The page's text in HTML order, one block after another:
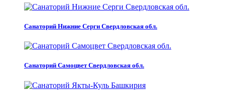
Санаторий Нижние Серги Свердловская обл.
Санаторий Самоцвет Свердловская обл.